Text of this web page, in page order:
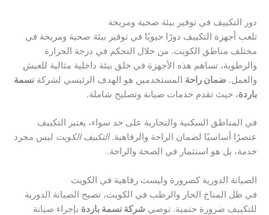
دور التكييف في توفير بيئة صحية ومريحة
تلعب أجهزة التكييف دورًا حيويًا في توفير بيئة صحية ومريحة في
مختلف مناطق الكويت. من خلال التحكم في درجة الحرارة
والرطوبة، تساهم هذه الأجهزة في خلق بيئة داخلية مثالية للعيش
والعمل. ضمان راحة المستخدمين هو الهدف الرئيسي لشركة نسمة
باردة، حيث تقدم خدمات صيانة وتصليح شاملة.
في المناطق السكنية والتجارية على حد سواء، يعتبر التكييف
عنصرًا أساسيًا لضمان الراحة والرفاهية.التكييف الكويت ليس مجرد
خدمة، بل هو استثمار في الصحة والراحة.
الصيانة الدورية كضرورة وليست رفاهية في الكويت
في ظل المناخ الحار والرطب في الكويت، تصبح الصيانة الدورية
للتكييف ضرورة حتمية. توصي شركة نسمة باردة بإجراء صيانة